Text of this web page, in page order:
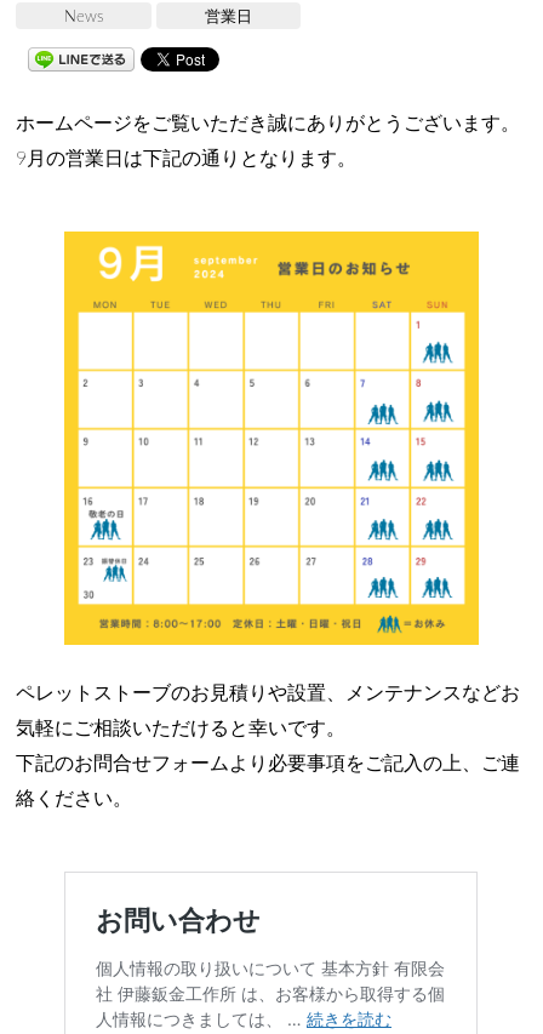
News 営業日
ホームページをご覧いただき誠にありがとうございます。
9月の営業日は下記の通りとなります。
ペレットストーブのお見積りや設置、メンテナンスなどお
気軽にご相談いただけると幸いです。
下記のお問合せフォームより必要事項をご記入の上、ご連
絡ください。